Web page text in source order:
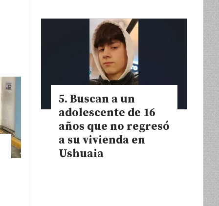
Buscan a un
adolescente de 16
años que no regresó
a su vivienda en
Ushuaia